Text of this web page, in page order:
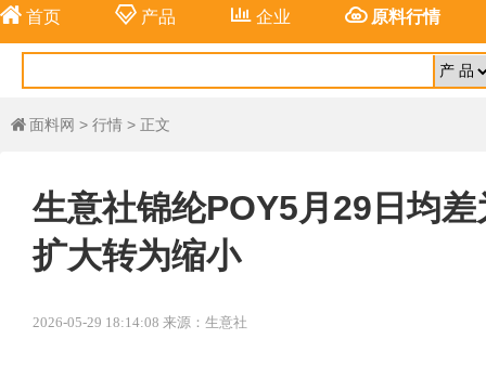
 首页 产品 企业 原料行情
 面料网 > 行情 > 正文
生意社锦纶POY5月29日均
扩大转为缩小
2026-05-29 18:14:08 来源：生意社